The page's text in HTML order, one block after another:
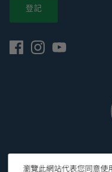
瀏覽此網站代表您同意使
登記
© 2026